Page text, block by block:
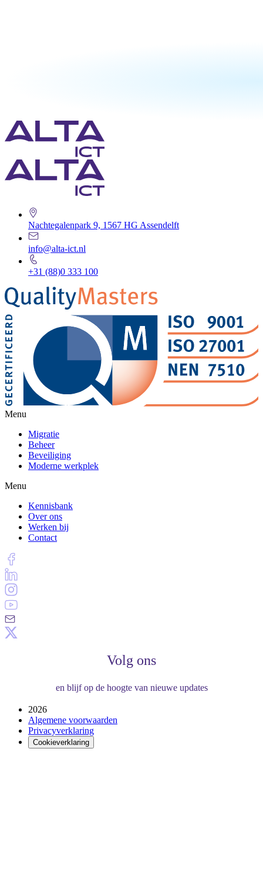
Nachtegalenpark 9, 1567 HG Assendelft
info@alta-ict.nl
+31 (88)0 333 100
Menu
Migratie
Beheer
Beveiliging
Moderne werkplek
Menu
Kennisbank
Over ons
Werken bij
Contact
Volg ons
en blijf op de hoogte van nieuwe updates
2026
Algemene voorwaarden
Privacyverklaring
Cookieverklaring